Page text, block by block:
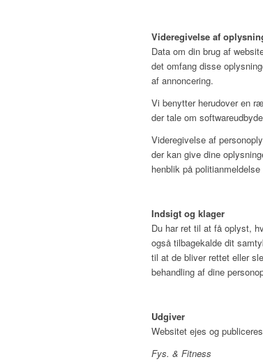
Videregivelse af
Data om din brug af
det omfang disse
af annoncering.
Vi benytter herudover en
der tale om
Videregivelse af
der kan give dine
henblik på
Indsigt og klager
Du har ret til at få oplyst,
også tilbagekalde dit
til at de bliver rettet eller
behandling af dine
Udgiver
Websitet ejes og
Fys. & Fitness